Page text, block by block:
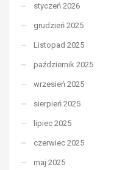
styczeń 2026
grudzień 2025
Listopad 2025
październik 2025
wrzesień 2025
sierpień 2025
lipiec 2025
czerwiec 2025
maj 2025